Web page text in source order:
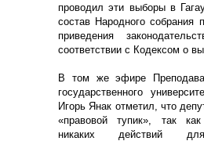
проводил эти выборы в
состав Народного собрания
приведения
соответствии с Кодексом о
В том же эфире
государственного
Игорь Янак отметил, что
«правовой тупик», так
никаких действий для